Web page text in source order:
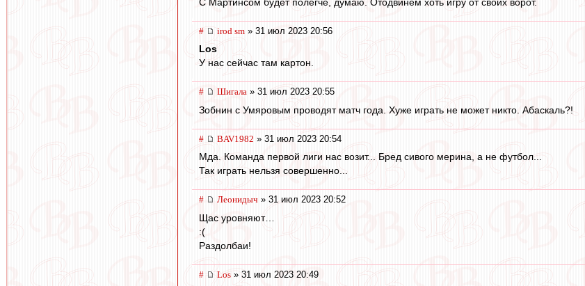
# irod sm » 31 июл 2023 20:56
Los
У нас сейчас там картон.
# Шигала » 31 июл 2023 20:55
Зобнин с Умяровым проводят матч года. Хуже играть не может никто. Абаскаль?!
# BAV1982 » 31 июл 2023 20:54
Мда. Команда первой лиги нас возит... Бред сивого мерина, а не футбол...
Так играть нельзя совершенно...
# Леонидыч » 31 июл 2023 20:52
Щас уровняют…
:(
Раздолбаи!
# Los » 31 июл 2023 20:49